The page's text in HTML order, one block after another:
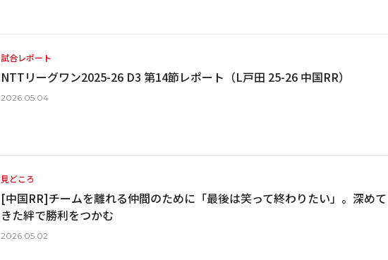
試合レポート
NTTリーグワン2025-26 D3 第14節レポート（L戸田 25-26 中国RR）
2026.05.04
見どころ
[中国RR]チームを離れる仲間のために「最後は笑って終わりたい」。深めて
きた絆で勝利をつかむ
2026.05.02